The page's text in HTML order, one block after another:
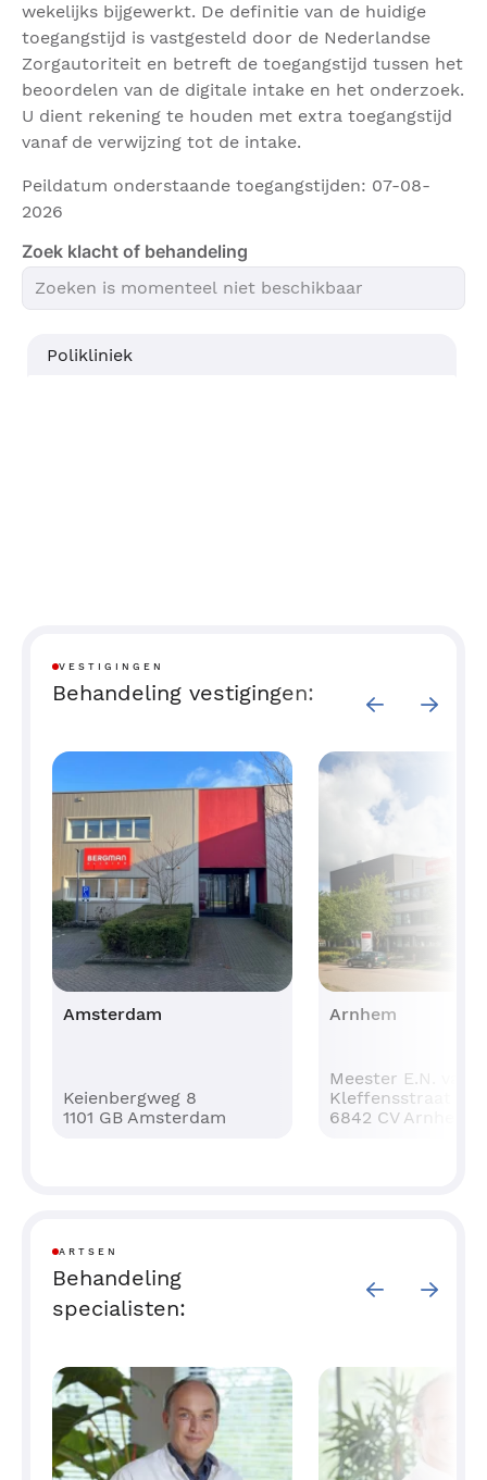
wekelijks bijgewerkt. De definitie van de huidige
toegangstijd is vastgesteld door de Nederlandse
Zorgautoriteit en betreft de toegangstijd tussen het
beoordelen van de digitale intake en het onderzoek.
U dient rekening te houden met extra toegangstijd
vanaf de verwijzing tot de intake.
Peildatum onderstaande toegangstijden: 07-08-
2026
Zoek klacht of behandeling
Polikliniek
VESTIGINGEN
Behandeling vestigingen:
Amsterdam
Keienbergweg 8
1101 GB Amsterdam
Arnhem
Meester E.N. van
Kleffensstraat 14
6842 CV Arnhem
ARTSEN
Behandeling
specialisten: